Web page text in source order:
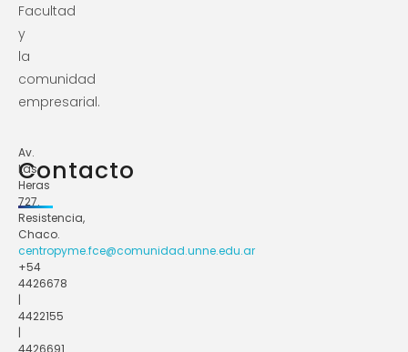
Facultad
y
la
comunidad
empresarial.
Contacto
Av.
Las
Heras
727.
Resistencia,
Chaco.
centropyme.fce@comunidad.unne.edu.ar
+54
4426678
|
4422155
|
4426691